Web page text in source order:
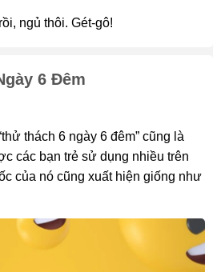
ngủ thôi. Gét-gô!
6 Đêm
thách 6 ngày 6 đêm” cũng là
các bạn trẻ sử dụng nhiều trên
của nó cũng xuất hiện giống như